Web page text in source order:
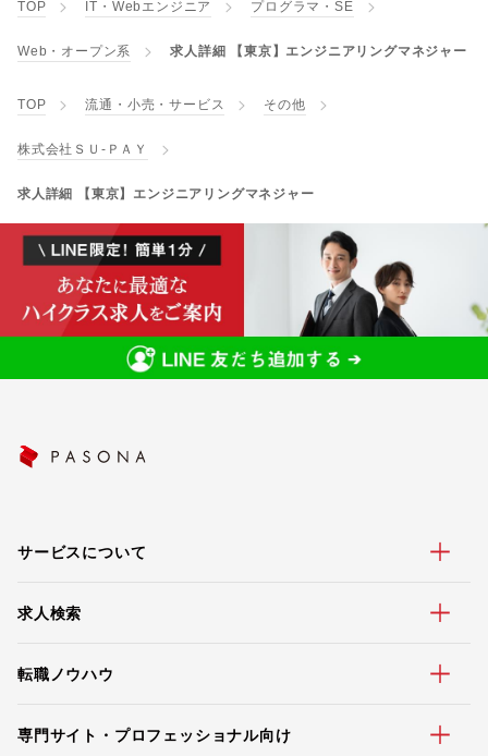
TOP IT・Webエンジニア プログラマ・SE
Web・オープン系 求人詳細 【東京】エンジニアリングマネジャー
TOP 流通・小売・サービス その他
株式会社ＳＵ‐ＰＡＹ
求人詳細 【東京】エンジニアリングマネジャー
サービスについて
求人検索
転職ノウハウ
専門サイト・プロフェッショナル向け